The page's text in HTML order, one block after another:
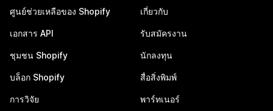
ศูนย์ช่วยเหลือของ Shopify
เอกสาร API
ชุมชน Shopify
บล็อก Shopify
การวิจัย
เกี่ยวกับ
รับสมัครงาน
นักลงทุน
สื่อสิ่งพิมพ์
พาร์ทเนอร์